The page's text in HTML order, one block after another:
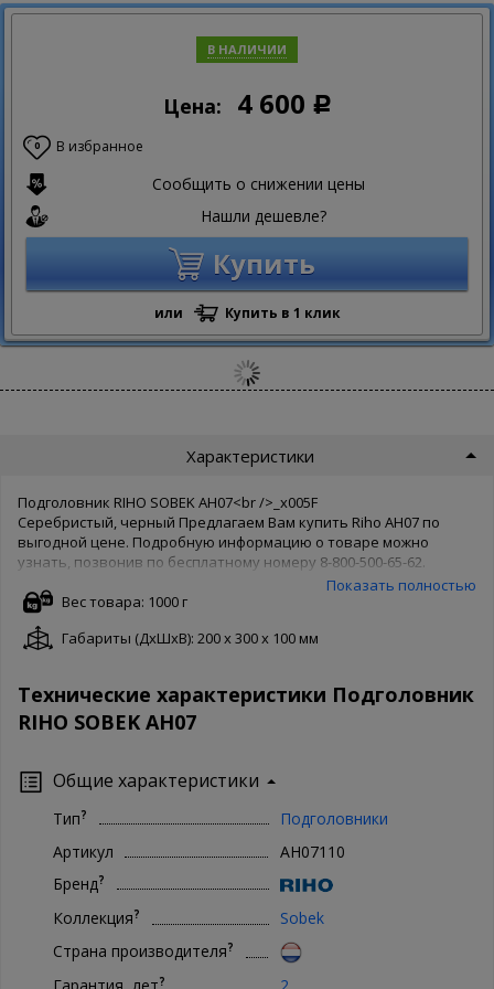
В НАЛИЧИИ
Цена: 4 600 Р
0 В избранное
Сообщить о снижении цены
Нашли дешевле?
Купить
или Купить в 1 клик
Характеристики
Подголовник RIHO SOBEK AH07<br />_x005F
Серебристый, черный Предлагаем Вам купить Riho AH07 по
выгодной цене. Подробную информацию о товаре можно
узнать, позвонив по бесплатному номеру 8-800-500-65-62.
Товары производителя известны во всем мире, поэтому Riho
беспокоятся о качестве товара и защищают его своей
гарантией. Чтобы купить Riho AH07 в нашем интернет
магазине, Вам достаточно оформить заказ онлайн на сайте.
Показать полностью
Вес товара: 1000 г
Габариты (ДxШxВ): 200 x 300 x 100 мм
Технические характеристики Подголовник
RIHO SOBEK AH07
Общие характеристики
Тип?
Подголовники
Артикул
AH07110
Бренд?
Коллекция?
Sobek
Страна производителя?
?